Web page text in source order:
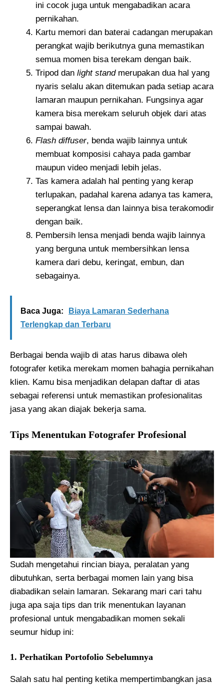
ini cocok juga untuk mengabadikan acara
pernikahan.
Kartu memori dan baterai cadangan merupakan
perangkat wajib berikutnya guna memastikan
semua momen bisa terekam dengan baik.
Tripod dan light stand merupakan dua hal yang
nyaris selalu akan ditemukan pada setiap acara
lamaran maupun pernikahan. Fungsinya agar
kamera bisa merekam seluruh objek dari atas
sampai bawah.
Flash diffuser, benda wajib lainnya untuk
membuat komposisi cahaya pada gambar
maupun video menjadi lebih jelas.
Tas kamera adalah hal penting yang kerap
terlupakan, padahal karena adanya tas kamera,
seperangkat lensa dan lainnya bisa terakomodir
dengan baik.
Pembersih lensa menjadi benda wajib lainnya
yang berguna untuk membersihkan lensa
kamera dari debu, keringat, embun, dan
sebagainya.
Baca Juga:
Biaya Lamaran Sederhana
Terlengkap dan Terbaru
Berbagai benda wajib di atas harus dibawa oleh
fotografer ketika merekam momen bahagia pernikahan
klien. Kamu bisa menjadikan delapan daftar di atas
sebagai referensi untuk memastikan profesionalitas
jasa yang akan diajak bekerja sama.
Tips Menentukan Fotografer Profesional
Sudah mengetahui rincian biaya, peralatan yang
dibutuhkan, serta berbagai momen lain yang bisa
diabadikan selain lamaran. Sekarang mari cari tahu
juga apa saja tips dan trik menentukan layanan
profesional untuk mengabadikan momen sekali
seumur hidup ini:
1. Perhatikan Portofolio Sebelumnya
Salah satu hal penting ketika mempertimbangkan jasa